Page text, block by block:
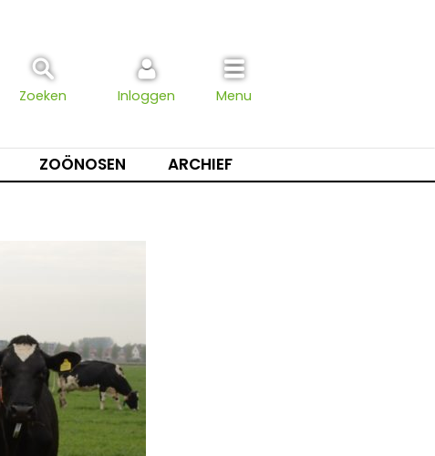
Zoeken Inloggen Menu
ZOÖNOSEN ARCHIEF